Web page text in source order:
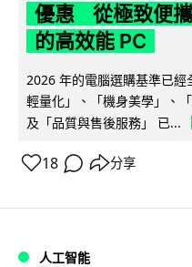
優惠 從極致便
的高效能 PC
2026 年的電腦選購基準已
輕量化」、「機身美學」、
及「品質與售後服務」 已...
18 分享
人工智能